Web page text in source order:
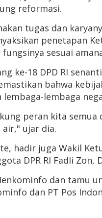
reformasi.
tugas dan
penetapan
sesuai
ke-18 DPD RI
bahwa
lembaga
peran kita
ujar dia.
hadir juga Wakil
DPR RI Fadli
dan tamu
dan PT Pos